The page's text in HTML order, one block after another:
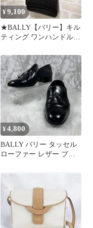
¥9,100
★BALLY【バリー】キル
ティング ワンハンドルバ
レア
¥4,800
BALLY バリー タッセル
ローファー レザー ブラ
5〜】